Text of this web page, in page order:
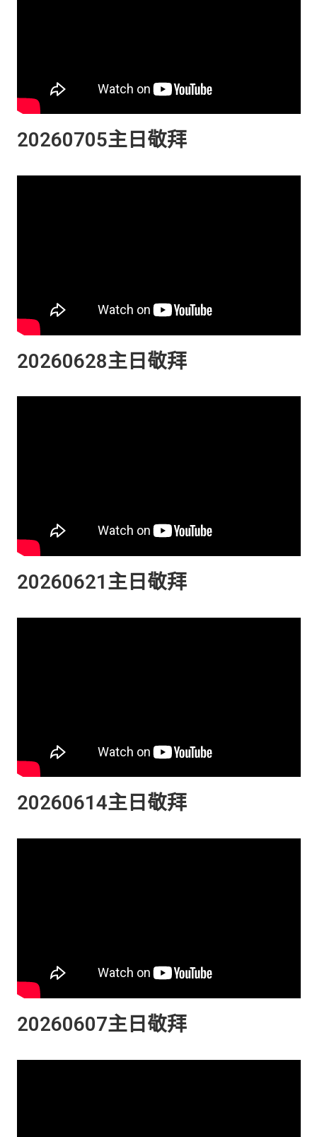
20260705主日敬拜
20260628主日敬拜
20260621主日敬拜
20260614主日敬拜​
20260607主日敬拜